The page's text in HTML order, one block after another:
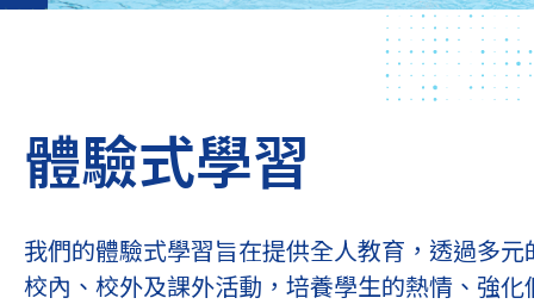
體驗式學習
我們的體驗式學習旨在提供全人教育，透過多元
校內、校外及課外活動，培養學生的熱情、強化